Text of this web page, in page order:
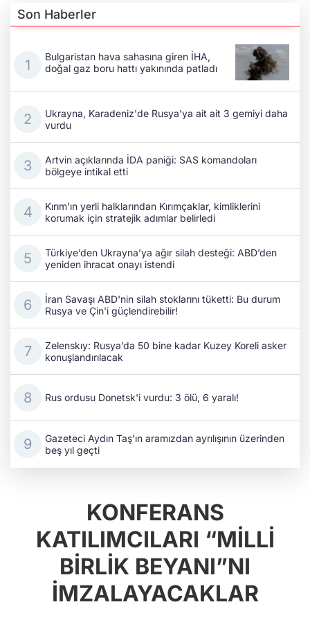
Son Haberler
Bulgaristan hava sahasına giren İHA,
doğal gaz boru hattı yakınında patladı
Ukrayna, Karadeniz'de Rusya'ya ait ait 3 gemiyi daha
vurdu
Artvin açıklarında İDA paniği: SAS komandoları
bölgeye intikal etti
Kırım’ın yerli halklarından Kırımçaklar, kimliklerini
korumak için stratejik adımlar belirledi
Türkiye’den Ukrayna’ya ağır silah desteği: ABD’den
yeniden ihracat onayı istendi
İran Savaşı ABD'nin silah stoklarını tüketti: Bu durum
Rusya ve Çin'i güçlendirebilir!
Zelenskıy: Rusya’da 50 bine kadar Kuzey Koreli asker
konuşlandırılacak
Rus ordusu Donetsk'i vurdu: 3 ölü, 6 yaralı!
Gazeteci Aydın Taş'ın aramızdan ayrılışının üzerinden
beş yıl geçti
KONFERANS
KATILIMCILARI “MİLLİ
BİRLİK BEYANI”NI
İMZALAYACAKLAR